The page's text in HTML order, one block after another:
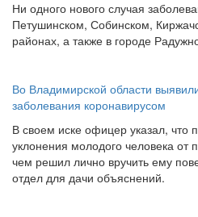
Ни одного нового случая
Петушинском, Собинском,
районах, а также в городе
Во Владимирской области
заболевания коронавирусом
В своем иске офицер указал, что
уклонения молодого человека от
чем решил лично вручить ему
отдел для дачи объяснений.